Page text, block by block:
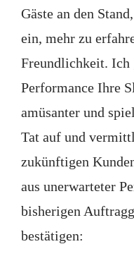
Gäste an den
ein, mehr zu
Freundlichkeit.
Performance Ihre
amüsanter und
Tat auf und
zukünftigen
aus unerwarteter
bisherigen
bestätigen: